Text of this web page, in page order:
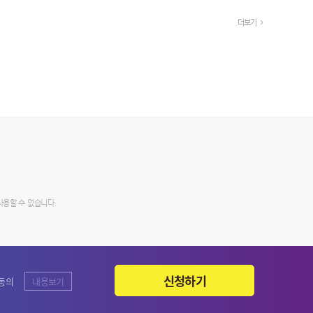
더보기
할 수 없습니다.
의 내용보기 신청하기